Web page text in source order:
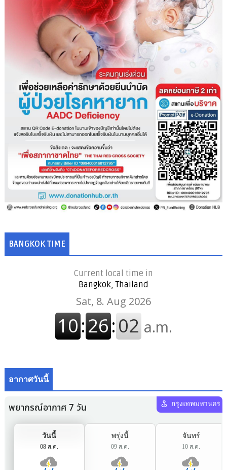
BANGKOK TIME
Current local time in
Bangkok, Thailand
อากาศวันนี้